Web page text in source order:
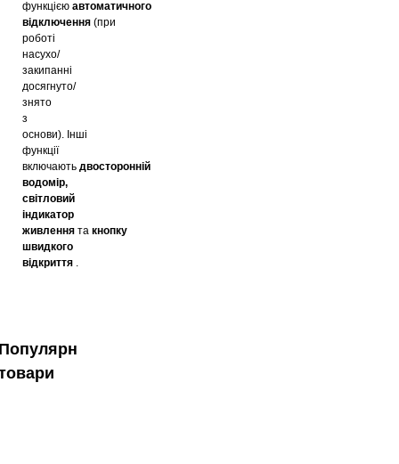
функцією автоматичного
відключення (при
роботі
насухо/
закипанні
досягнуто/
знято
з
основи). Інші
функції
включають двосторонній
водомір,
світловий
індикатор
живлення та кнопку
швидкого
відкриття